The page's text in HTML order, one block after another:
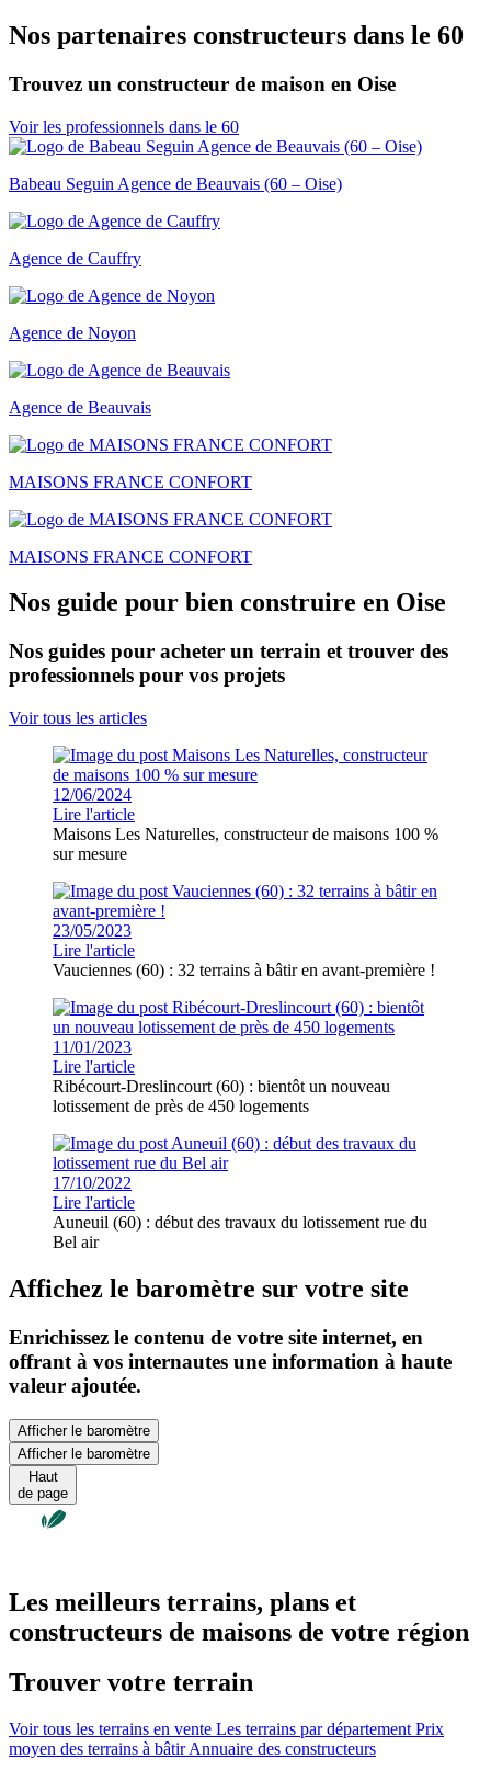
Nos partenaires constructeurs dans le 60
Trouvez un constructeur de maison en Oise
Voir les professionnels dans le 60
Babeau Seguin Agence de Beauvais (60 – Oise)
Agence de Cauffry
Agence de Noyon
Agence de Beauvais
MAISONS FRANCE CONFORT
MAISONS FRANCE CONFORT
Nos guide pour bien construire en Oise
Nos guides pour acheter un terrain et trouver des
professionnels pour vos projets
Voir tous les articles
12/06/2024
Lire l'article
Maisons Les Naturelles, constructeur de maisons 100 %
sur mesure
23/05/2023
Lire l'article
Vauciennes (60) : 32 terrains à bâtir en avant-première !
11/01/2023
Lire l'article
Ribécourt-Dreslincourt (60) : bientôt un nouveau
lotissement de près de 450 logements
17/10/2022
Lire l'article
Auneuil (60) : début des travaux du lotissement rue du
Bel air
Affichez le baromètre sur votre site
Enrichissez le contenu de votre site internet, en
offrant à vos internautes une information à haute
valeur ajoutée.
Afficher le baromètre
Afficher le baromètre
Haut
de page
Les meilleurs terrains, plans et
constructeurs de maisons de votre région
Trouver votre terrain
Voir tous les terrains en vente Les terrains par département Prix
moyen des terrains à bâtirAnnuaire des constructeurs